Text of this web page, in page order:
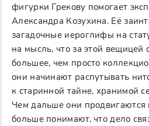
фигурки Грекову помогает
Александра Козухина. Её
загадочные иероглифы на
на мысль, что за этой вещицей
большее, чем просто
они начинают распутывать
к старинной тайне, хранимой
Чем дальше они продвигаются
больше понимают, что дело